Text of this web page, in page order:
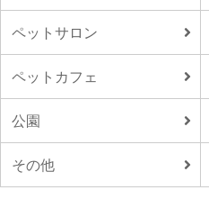
ペットサロン
ペットカフェ
公園
その他